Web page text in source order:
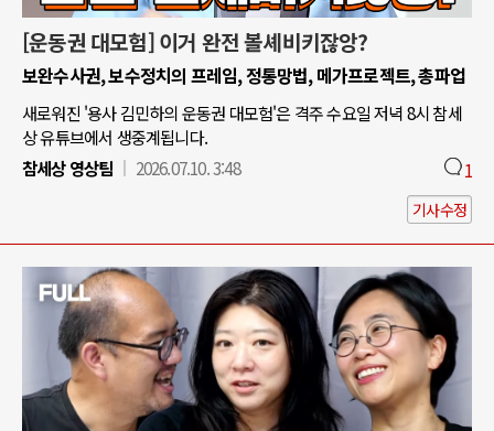
[운동권 대모험] 이거 완전 볼셰비키잖앙?
보완수사권, 보수정치의 프레임, 정통망법, 메가프로젝트, 총파업
새로워진 '용사 김민하의 운동권 대모험'은 격주 수요일 저녁 8시 참세
상 유튜브에서 생중계됩니다.
참세상 영상팀
2026.07.10. 3:48 1
기사수정